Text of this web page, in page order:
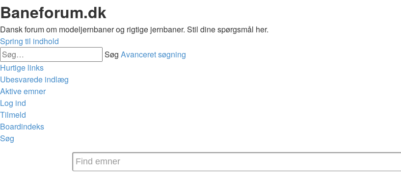
Baneforum.dk
Dansk forum om modeljernbaner og rigtige jernbaner. Stil dine spørgsmål her.
Spring til indhold
Søg Avanceret søgning
Hurtige links
Ubesvarede indlæg
Aktive emner
Log ind
Tilmeld
Boardindeks
Søg